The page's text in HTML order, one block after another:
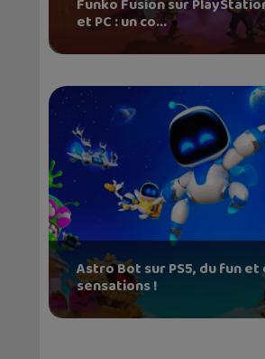
Funko Fusion sur
et PC : un co...
Astro Bot sur PS5, du fun et
sensations !